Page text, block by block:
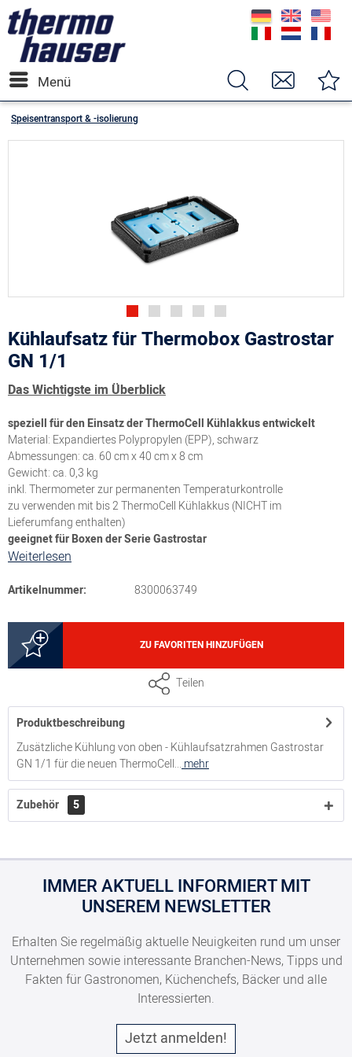
Menü
Speisentransport & -isolierung
Kühlaufsatz für Thermobox Gastrostar
GN 1/1
Das Wichtigste im Überblick
speziell für den Einsatz der ThermoCell Kühlakkus entwickelt
Material: Expandiertes Polypropylen (EPP), schwarz
Abmessungen: ca. 60 cm x 40 cm x 8 cm
Gewicht: ca. 0,3 kg
inkl. Thermometer zur permanenten Temperaturkontrolle
zu verwenden mit bis 2 ThermoCell Kühlakkus (NICHT im
Lieferumfang enthalten)
geeignet für Boxen der Serie Gastrostar
Weiterlesen
Artikelnummer: 8300063749
ZU FAVORITEN HINZUFÜGEN
Teilen
Produktbeschreibung
Zusätzliche Kühlung von oben - Kühlaufsatzrahmen Gastrostar
GN 1/1 für die neuen ThermoCell... mehr
Zubehör 5
IMMER AKTUELL INFORMIERT MIT
UNSEREM NEWSLETTER
Erhalten Sie regelmäßig aktuelle Neuigkeiten rund um unser
Unternehmen sowie interessante Branchen-News, Tipps und
Fakten für Gastronomen, Küchenchefs, Bäcker und alle
Interessierten.
Jetzt anmelden!